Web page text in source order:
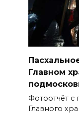
Главном
Фотоотчёт с
Главного